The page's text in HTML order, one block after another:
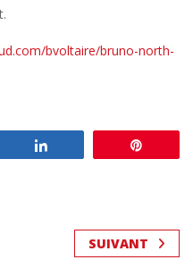
bvoltaire/bruno-north-
SUIVANT